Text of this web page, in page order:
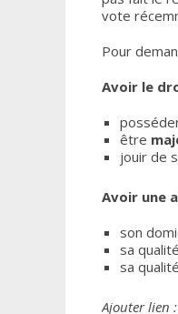
vote
Pour
Avoir le
être
jouir de
Avoir une
son
sa
sa
Ajouter lien :